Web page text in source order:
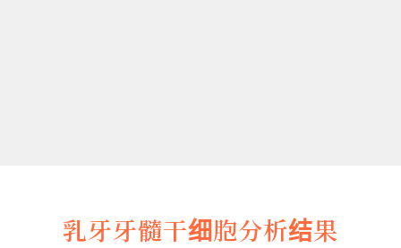
乳牙牙髓干细胞分析结果